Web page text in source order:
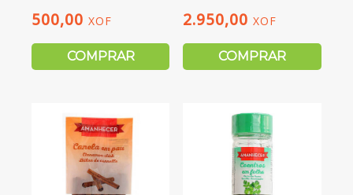
500,00 XOF
COMPRAR
2.950,00XOF
COMPRAR